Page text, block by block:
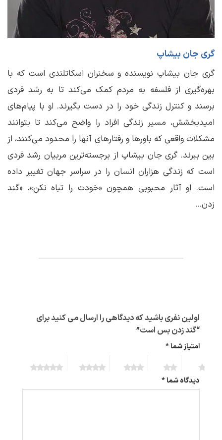
گری جان بیشاپ
گری جان بیشاپ نویسنده و سخنران اسکاتلندی است که با
بهره‌گیری از فلسفه به مردم کمک می‌کند تا به رشد فردی
برسند و کنترل زندگی خود را در دست بگیرند. او با پیام‌های
امیدبخشش، مسیر زندگی افراد را واضح می‌کند تا بتوانند
مشکلات واقعی که باورها و رفتارهای آنها را محدود می‌کنند، از
بین ببرند. گری جان بیشاپ از برجسته‌ترین مربیان رشد فردی
است که زندگی هزاران انسان را در سراسر جهان تغییر داده
است. او آثار محبوبی همچون «خودت را تباه نکن»، «گند
زدن...
اولین نفری باشید که دیدگاهی را ارسال می کنید برای
“گند زدن بس است”
امتیاز شما*
دیدگاه شما*